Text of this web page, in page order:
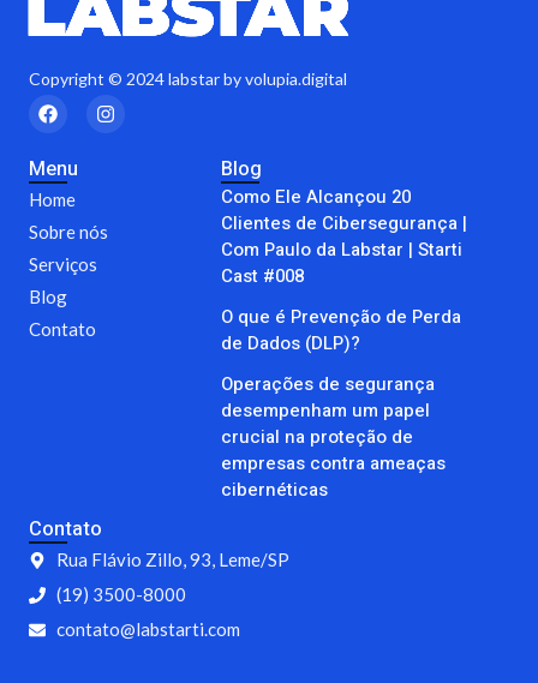
Copyright © 2024 labstar by volupia.digital
F
a
e
b
o
k
I
n
a
Menu
Home
Sobre nós
Serviços
Blog
Contato
Blog
Como Ele Alcançou 20
Clientes de Cibersegurança |
Com Paulo da Labstar | Starti
Cast #008
O que é Prevenção de Perda
de Dados (DLP)?
Operações de segurança
desempenham um papel
crucial na proteção de
empresas contra ameaças
cibernéticas
Contato
Rua Flávio Zillo, 93, Leme/SP
(19) 3500-8000
contato@labstarti.com